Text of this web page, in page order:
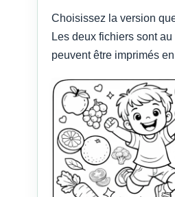
Choisissez la version
Les deux fichiers sont au
peuvent être imprimés